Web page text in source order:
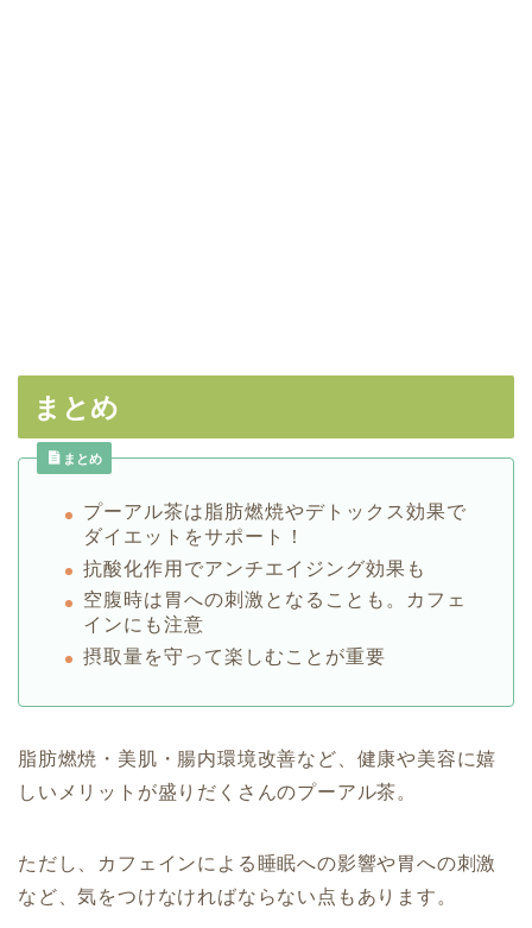
まとめ
まとめ
プーアル茶は脂肪燃焼やデトックス効果で
ダイエットをサポート！
抗酸化作用でアンチエイジング効果も
空腹時は胃への刺激となることも。カフェ
インにも注意
摂取量を守って楽しむことが重要
脂肪燃焼・美肌・腸内環境改善など、健康や美容に嬉
しいメリットが盛りだくさんのプーアル茶。
ただし、カフェインによる睡眠への影響や胃への刺激
など、気をつけなければならない点もあります。